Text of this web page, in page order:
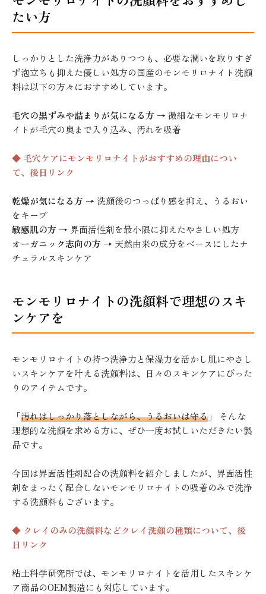
たい方
しっかりとした洗浄力がありつつも、必要な潤いを取りすぎ
ず泡立ちも抑えた優しい処方の国産のモンモリロナイト洗顔
料は以下の方々におすすめしています。
毛穴の黒ずみや詰まりが気になる方 → 微細なモンモリロナ
イトが毛穴の奥まで入り込み、汚れを吸着
◆ 毛穴ケアにモンモリロナイトがおすすめの理由につい
て、後日リンク
乾燥が気になる方 → 洗顔後のつっぱり感を抑え、うるおい
をキープ
敏感肌の方 → 界面活性剤を最小限に抑えたやさしい処方
オーガニック志向の方 → 天然由来の成分をベースにしたナ
チュラルスキンケア
モンモリロナイトの洗顔料で理想のスキ
ンケアを
モンモリロナイトの持つ洗浄力と保湿力を活かし肌にやさし
いスキンケアを叶える洗顔料は、日々のスキンケアにぴった
りのアイテムです。
「汚れはしっかり落としながら、うるおいは守る 」 そんな
理想的な洗顔を求める方に、ぜひ一度お試しいただきたい製
品です。
今回は界面活性剤配合の洗顔料を紹介しましたが、界面活性
剤をまったく配合しないモンモリロナイトの吸着のみで洗浄
する洗顔料もございます。
◆ クレイのみの洗顔料などクレイ洗顔の種類について、後
日リンク
粘土科学研究所では、モンモリロナイトを活用したスキンケ
ア商品のOEM製造にも対応しています。